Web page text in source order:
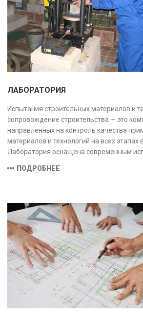
ЛАБОРАТОРИЯ
Испытания строительных материалов и
сопровождение строительства — это
направленных на контроль качества
материалов и технологий на всех этапах
Лаборатория оснащена современным
соответствующими заявленной области
ПОДРОБНЕЕ